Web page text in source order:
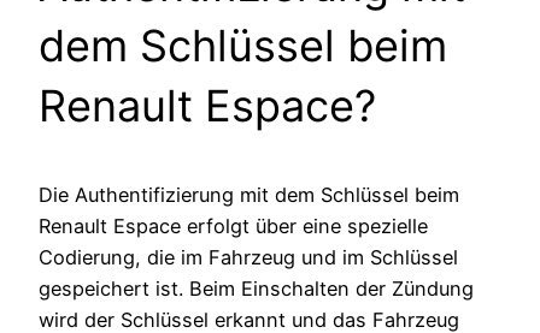
dem Schlüssel beim
Renault Espace?
Die Authentifizierung mit dem Schlüssel beim
Renault Espace erfolgt über eine spezielle
Codierung, die im Fahrzeug und im Schlüssel
gespeichert ist. Beim Einschalten der Zündung
wird der Schlüssel erkannt und das Fahrzeug